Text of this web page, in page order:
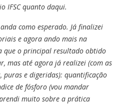
IFSC quanto daqui.
como esperado. Já finalizei
e agora ando mais na
que o principal resultado obtido
mas até agora já realizei (com as
puras e digeridas): quantificação
de fósforo (vou mandar
muito sobre a prática